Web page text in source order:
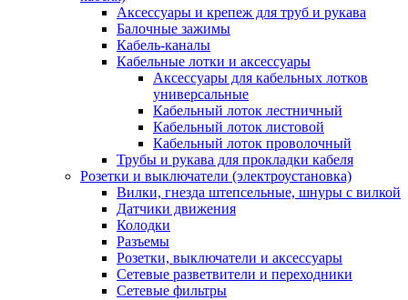
Аксессуары и крепеж для труб и рукава
Балочные зажимы
Кабель-каналы
Кабельные лотки и аксессуары
Аксессуары для кабельных лотков
универсальные
Кабельный лоток лестничный
Кабельный лоток листовой
Кабельный лоток проволочный
Трубы и рукава для прокладки кабеля
Розетки и выключатели (электроустановка)
Вилки, гнезда штепсельные, шнуры с вилкой
Датчики движения
Колодки
Разъемы
Розетки, выключатели и аксессуары
Сетевые разветвители и переходники
Сетевые фильтры